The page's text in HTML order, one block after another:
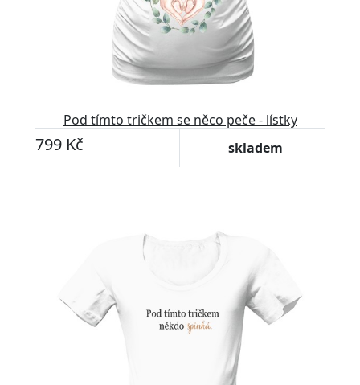
Pod tímto tričkem se něco peče - lístky
799 Kč skladem